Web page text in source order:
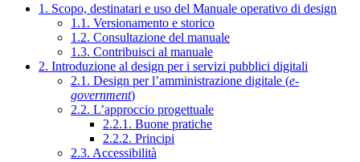
1. Scopo, destinatari e uso del Manuale operativo di design
1.1. Versionamento e storico
1.2. Consultazione del manuale
1.3. Contribuisci al manuale
2. Introduzione al design per i servizi pubblici digitali
2.1. Design per l’amministrazione digitale (e-
government)
2.2. L’approccio progettuale
2.2.1. Buone pratiche
2.2.2. Principi
2.3. Accessibilità